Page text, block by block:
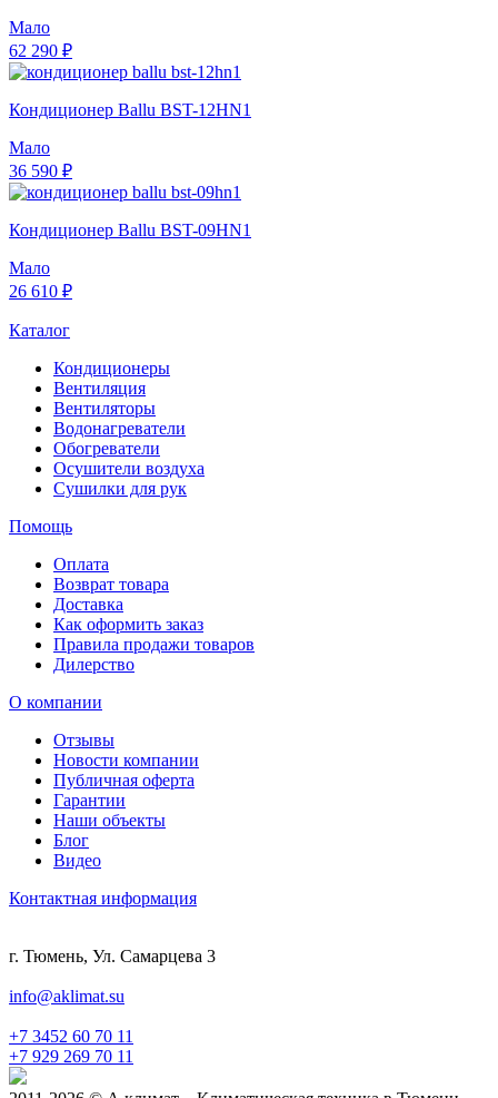
Мало
62 290 ₽
Кондиционер Ballu BST-12HN1
Мало
36 590 ₽
Кондиционер Ballu BST-09HN1
Мало
26 610 ₽
Каталог
Кондиционеры
Вентиляция
Вентиляторы
Водонагреватели
Обогреватели
Осушители воздуха
Сушилки для рук
Помощь
Оплата
Возврат товара
Доставка
Как оформить заказ
Правила продажи товаров
Дилерство
О компании
Отзывы
Новости компании
Публичная оферта
Гарантии
Наши объекты
Блог
Видео
Контактная информация
г. Тюмень, Ул. Самарцева 3
info@aklimat.su
+7 3452 60 70 11
+7 929 269 70 11